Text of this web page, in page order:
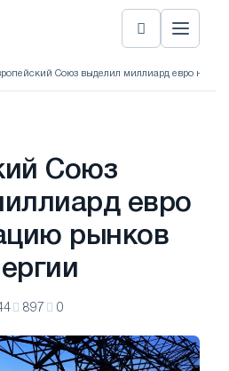
Союз выделил миллиард евро на
Союз
евро
рынков
897 0